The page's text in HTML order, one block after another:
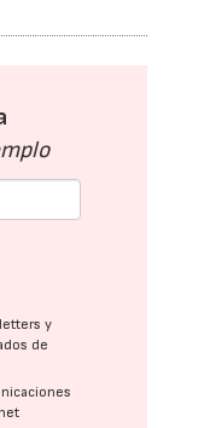
y
de